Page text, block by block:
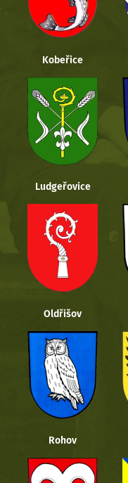
Kobeřice
Ludgeřovice
Oldřišov
Rohov